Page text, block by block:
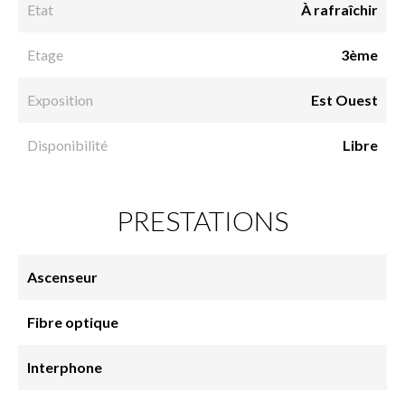
Etat À rafraîchir
Etage 3ème
Exposition Est Ouest
Disponibilité Libre
PRESTATIONS
Ascenseur
Fibre optique
Interphone